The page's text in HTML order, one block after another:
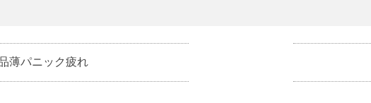
薄パニック疲れ